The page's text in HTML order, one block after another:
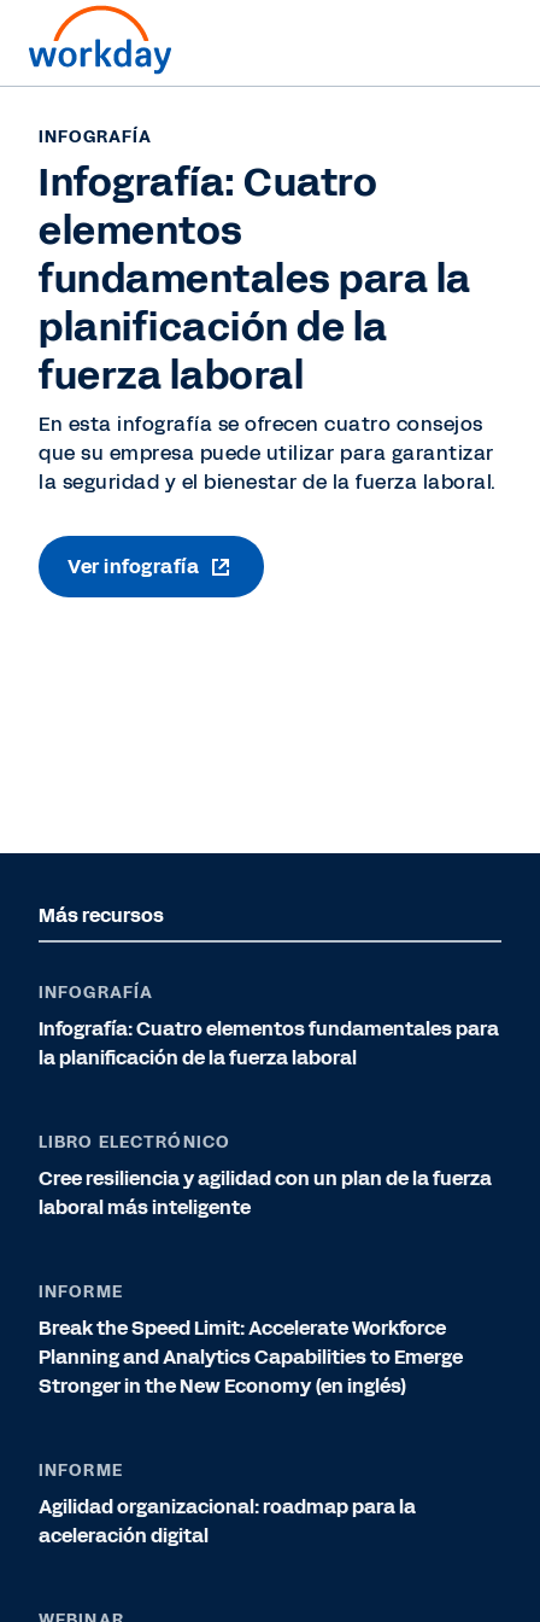
INFOGRAFÍA
Infografía: Cuatro
elementos
fundamentales para la
planificación de la
fuerza laboral
En esta infografía se ofrecen cuatro consejos
que su empresa puede utilizar para garantizar
la seguridad y el bienestar de la fuerza laboral.
Ver infografía
Más recursos
INFOGRAFÍA
Infografía: Cuatro elementos fundamentales para
la planificación de la fuerza laboral
LIBRO ELECTRÓNICO
Cree resiliencia y agilidad con un plan de la fuerza
laboral más inteligente
INFORME
Break the Speed Limit: Accelerate Workforce
Planning and Analytics Capabilities to Emerge
Stronger in the New Economy (en inglés)
INFORME
Agilidad organizacional: roadmap para la
aceleración digital